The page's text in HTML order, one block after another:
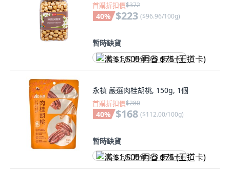
首購折扣價$372
40% $223 ($96.96/100g)
暫時缺貨
满 $1,500 再省 $75 (王道卡)
永禎 嚴選肉桂胡桃, 150g, 1個
首購折扣價$280
40% $168 ($112.00/100g)
暫時缺貨
满 $1,500 再省 $75 (王道卡)